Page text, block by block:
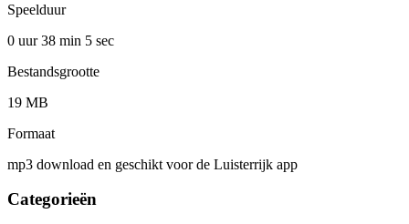
Speelduur
0 uur 38 min 5 sec
Bestandsgrootte
19 MB
Formaat
mp3 download en geschikt voor de Luisterrijk app
Categorieën